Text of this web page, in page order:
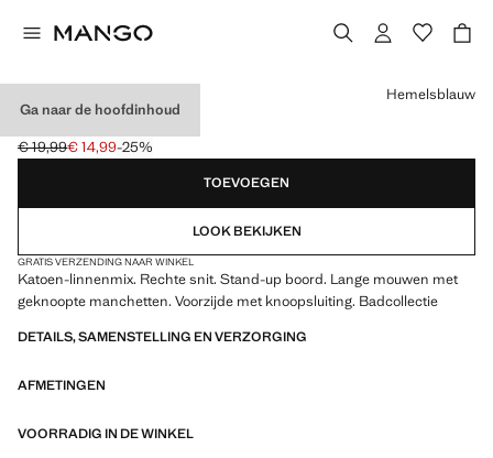
Ga naar de hoofdinhoud
Oorspronkelijke prijs doorgehaald [€ 19,99 ]
€ 19,99
Huidige prijs [€ 14,99 ]
€ 14,99-25%
Kies een kleur
Hemelsblauw
TOEVOEGEN
LOOK BEKIJKEN
GRATIS VERZENDING NAAR WINKEL
Katoen-linnenmix. Rechte snit. Stand-up boord. Lange mouwen met
geknoopte manchetten. Voorzijde met knoopsluiting. Badcollectie
DETAILS, SAMENSTELLING EN VERZORGING
AFMETINGEN
VOORRADIG IN DE WINKEL